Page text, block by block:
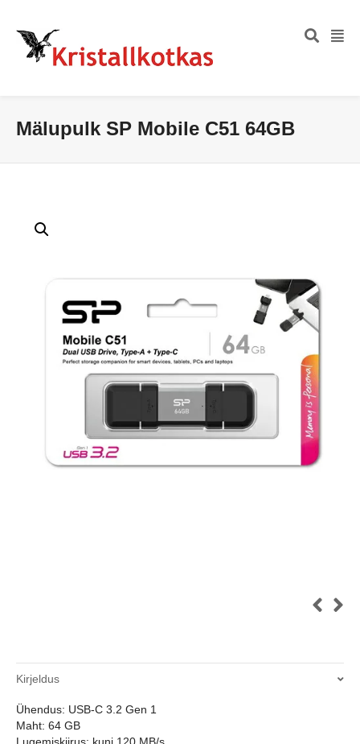
Mälupulk SP Mobile C51 64GB
Kirjeldus
Ühendus: USB-C 3.2 Gen 1
Maht: 64 GB